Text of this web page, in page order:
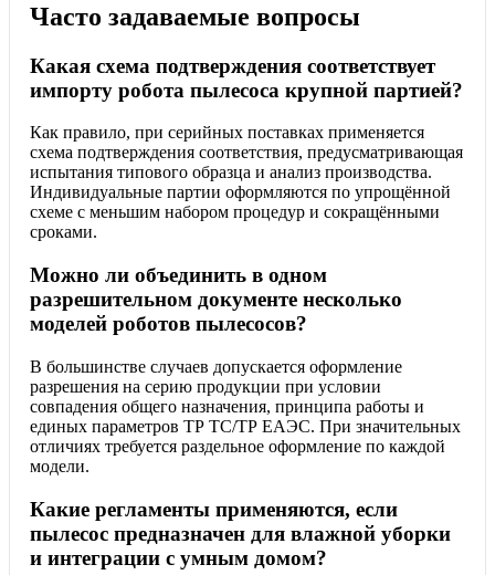
Часто задаваемые вопросы
Какая схема подтверждения соответствует
импорту робота пылесоса крупной партией?
Как правило, при серийных поставках применяется
схема подтверждения соответствия, предусматривающая
испытания типового образца и анализ производства.
Индивидуальные партии оформляются по упрощённой
схеме с меньшим набором процедур и сокращёнными
сроками.
Можно ли объединить в одном
разрешительном документе несколько
моделей роботов пылесосов?
В большинстве случаев допускается оформление
разрешения на серию продукции при условии
совпадения общего назначения, принципа работы и
единых параметров ТР ТС/ТР ЕАЭС. При значительных
отличиях требуется раздельное оформление по каждой
модели.
Какие регламенты применяются, если
пылесос предназначен для влажной уборки
и интеграции с умным домом?